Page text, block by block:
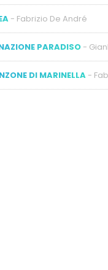
- Fabrizio De André
PARADISO -
DI MARINELLA -